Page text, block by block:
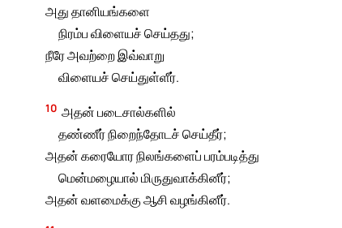
அது தானியங்களை
நிரம்ப விளையச் செய்தது;
நீரே அவற்றை இவ்வாறு
விளையச் செய்துள்ளீர்.
10 அதன் படைசால்களில்
தண்ணீர் நிறைந்தோடச் செய்தீர்;
அதன் கரையோர நிலங்களைப் பரம்படித்து
மென்மழையால் மிருதுவாக்கினீர்;
அதன் வளமைக்கு ஆசி வழங்கினீர்.